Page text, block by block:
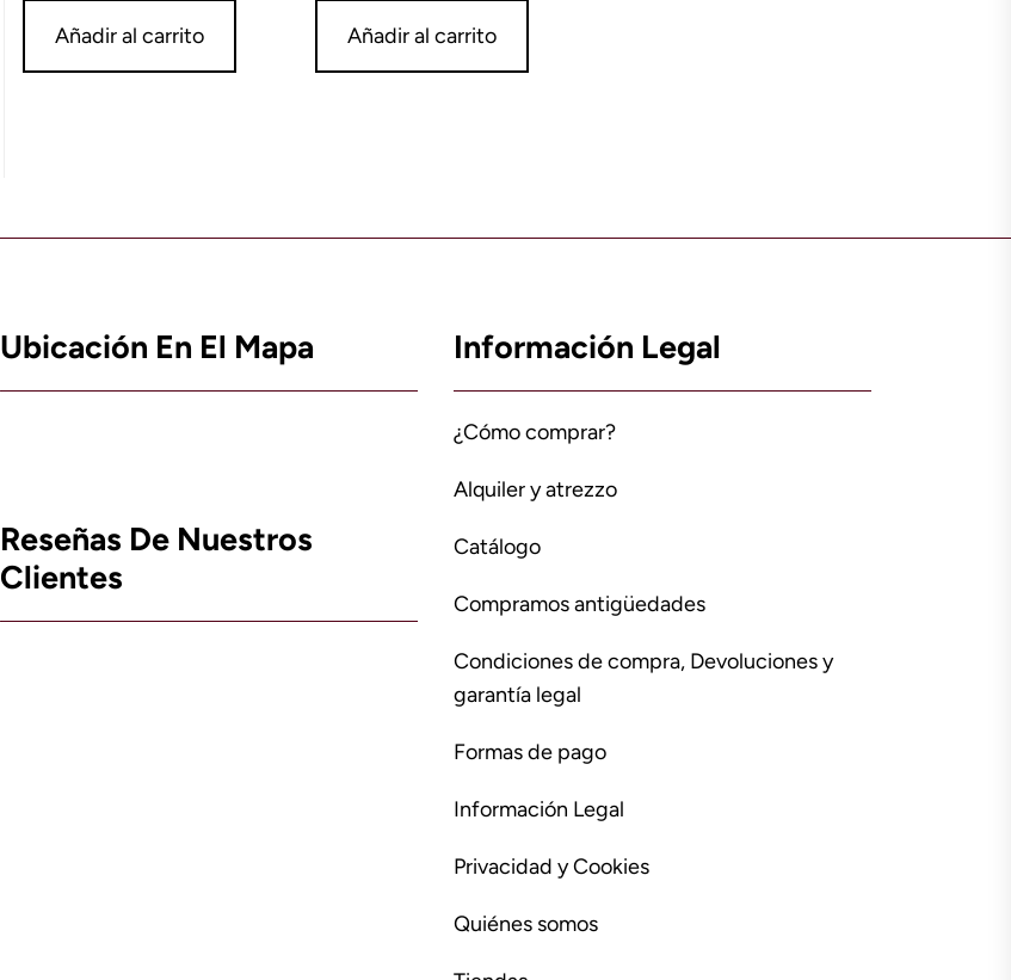
Añadir al carrito Añadir al carrito
Ubicación En El Mapa
Reseñas De Nuestros
Clientes
Información Legal
¿Cómo comprar?
Alquiler y atrezzo
Catálogo
Compramos antigüedades
Condiciones de compra, Devoluciones y
garantía legal
Formas de pago
Información Legal
Privacidad y Cookies
Quiénes somos